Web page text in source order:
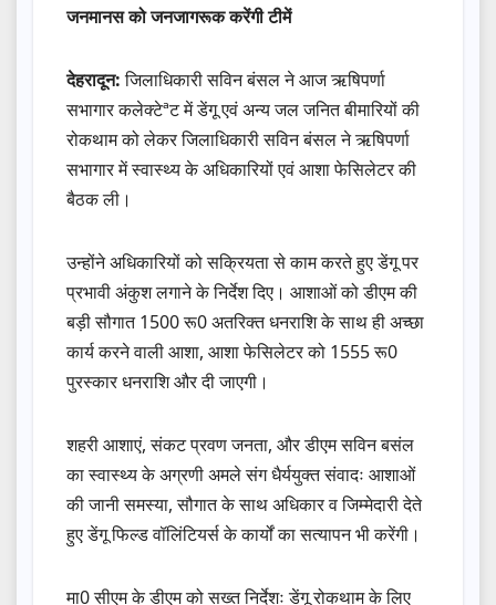
जनमानस को जनजागरूक करेंगी टीमें
देहरादून:जिलाधिकारी सविन बंसल ने आज ऋषिपर्णा
सभागार कलेक्टेªट में डेंगू एवं अन्य जल जनित बीमारियों की
रोकथाम को लेकर जिलाधिकारी सविन बंसल ने ऋषिपर्णा
सभागार में स्वास्थ्य के अधिकारियों एवं आशा फेसिलेटर की
बैठक ली।
उन्होंने अधिकारियों को सक्रियता से काम करते हुए डेंगू पर
प्रभावी अंकुश लगाने के निर्देश दिए। आशाओं को डीएम की
बड़ी सौगात 1500 रू0 अतरिक्त धनराशि के साथ ही अच्छा
कार्य करने वाली आशा, आशा फेसिलेटर को 1555 रू0
पुरस्कार धनराशि और दी जाएगी।
शहरी आशाएं, संकट प्रवण जनता, और डीएम सविन बसंल
का स्वास्थ्य के अग्रणी अमले संग धैर्ययुक्त संवादः आशाओं
की जानी समस्या, सौगात के साथ अधिकार व जिम्मेदारी देते
हुए डेंगू फिल्ड वॉलिंटियर्स के कार्यों का सत्यापन भी करेंगी।
मा0 सीएम के डीएम को सख्त निर्देशः डेंगू रोकथाम के लिए